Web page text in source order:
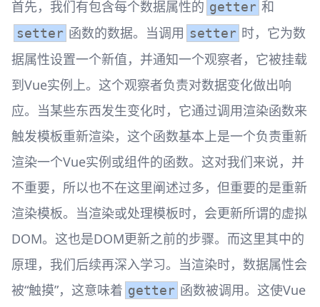
首先，我们有包含每个数据属性的 getter 和
setter 函数的数据。当调用 setter 时，它为数
据属性设置一个新值，并通知一个观察者，它被挂载
到Vue实例上。这个观察者负责对数据变化做出响
应。当某些东西发生变化时，它通过调用渲染函数来
触发模板重新渲染，这个函数基本上是一个负责重新
渲染一个Vue实例或组件的函数。这对我们来说，并
不重要，所以也不在这里阐述过多，但重要的是重新
渲染模板。当渲染或处理模板时，会更新所谓的虚拟
DOM。这也是DOM更新之前的步骤。而这里其中的
原理，我们后续再深入学习。当渲染时，数据属性会
被“触摸”，这意味着 getter 函数被调用。这使Vue